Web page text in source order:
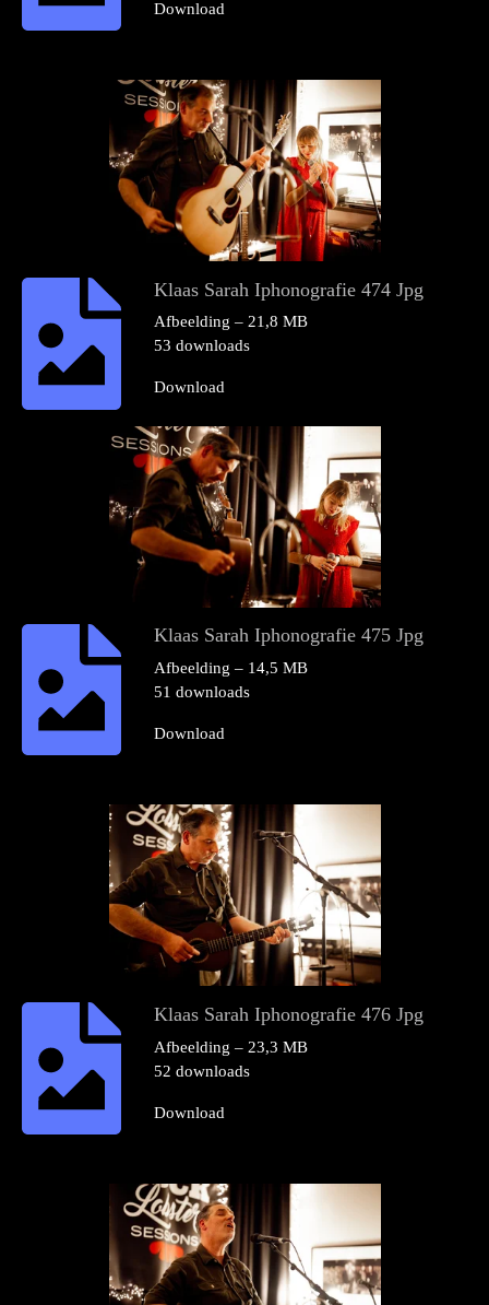
Download
Klaas Sarah Iphonografie 474 Jpg
Afbeelding – 21,8 MB
53 downloads
Download
Klaas Sarah Iphonografie 475 Jpg
Afbeelding – 14,5 MB
51 downloads
Download
Klaas Sarah Iphonografie 476 Jpg
Afbeelding – 23,3 MB
52 downloads
Download